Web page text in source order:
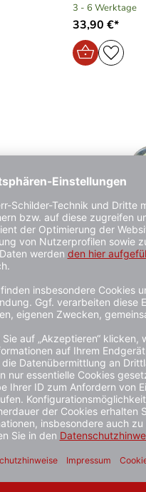
3 - 6 Werktage
33,90 €*
Line′, gelb
1 - 3 Werktage
48,90 €*
Skipper™
3 - 6 Werktage
55,90 €*